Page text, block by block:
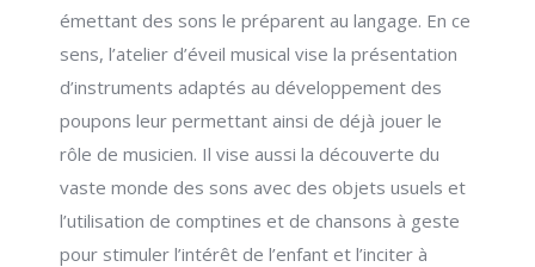
émettant des sons le préparent au langage. En ce
sens, l’atelier d’éveil musical vise la présentation
d’instruments adaptés au développement des
poupons leur permettant ainsi de déjà jouer le
rôle de musicien. Il vise aussi la découverte du
vaste monde des sons avec des objets usuels et
l’utilisation de comptines et de chansons à geste
pour stimuler l’intérêt de l’enfant et l’inciter à